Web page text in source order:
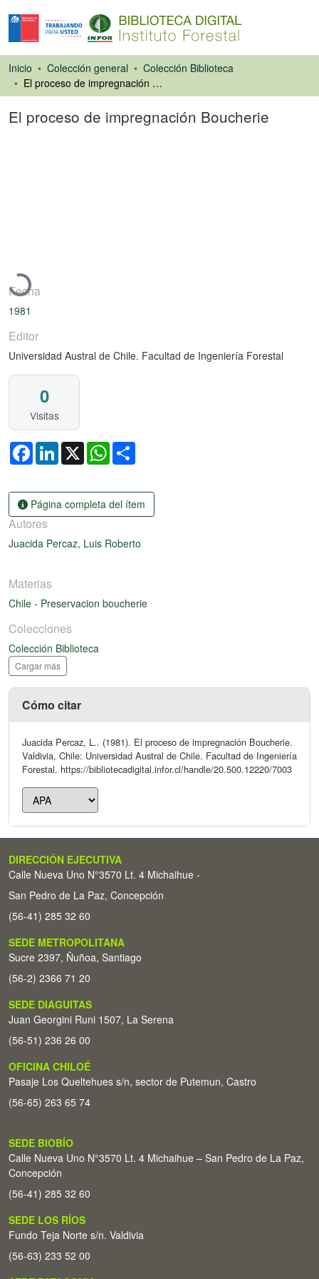
Inicio Colección general
Colección Biblioteca
El proceso de impregnación Boucherie
El proceso de impregnación Boucherie
Cargando...
Fecha
1981
Editor
Universidad Austral de Chile. Facultad de Ingeniería Forestal
0
Visitas
FacebookLinkedIn
X WhatsApp
Página completa del ítem
Autores
Juacida Percaz, Luis Roberto
Materias
Chile - Preservacion boucherie
Colecciones
Colección Biblioteca
Cargar más
Cómo citar
Juacida Percaz, L.. (1981). El proceso de impregnación Boucherie.
Valdivia, Chile: Universidad Austral de Chile. Facultad de Ingeniería
Forestal. https://bibliotecadigital.infor.cl/handle/20.500.12220/7003
DIRECCIÓN EJECUTIVA
Calle Nueva Uno N°3570 Lt. 4 Michaihue -
San Pedro de La Paz, Concepción
(56-41) 285 32 60
SEDE METROPOLITANA
Sucre 2397, Ñuñoa, Santiago
(56-2) 2366 71 20
SEDE DIAGUITAS
Juan Georgini Runi 1507, La Serena
(56-51) 236 26 00
OFICINA CHILOÉ
Pasaje Los Queltehues s/n, sector de Putemun, Castro
(56-65) 263 65 74
SEDE BIOBÍO
Calle Nueva Uno N°3570 Lt. 4 Michaihue – San Pedro de La Paz,
Concepción
(56-41) 285 32 60
SEDE LOS RÍOS
Fundo Teja Norte s/n. Valdivia
(56-63) 233 52 00